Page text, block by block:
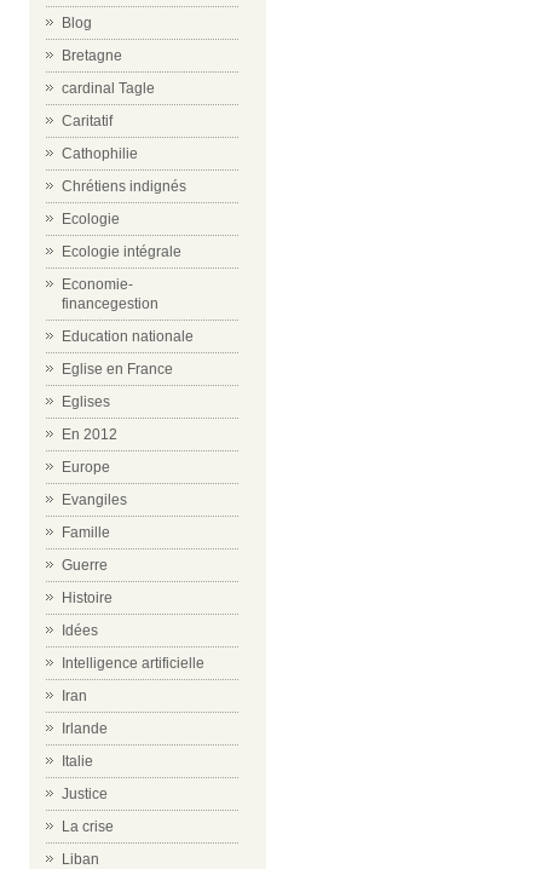
Blog
Bretagne
cardinal Tagle
Caritatif
Cathophilie
Chrétiens indignés
Ecologie
Ecologie intégrale
Economie-
financegestion
Education nationale
Eglise en France
Eglises
En 2012
Europe
Evangiles
Famille
Guerre
Histoire
Idées
Intelligence artificielle
Iran
Irlande
Italie
Justice
La crise
Liban